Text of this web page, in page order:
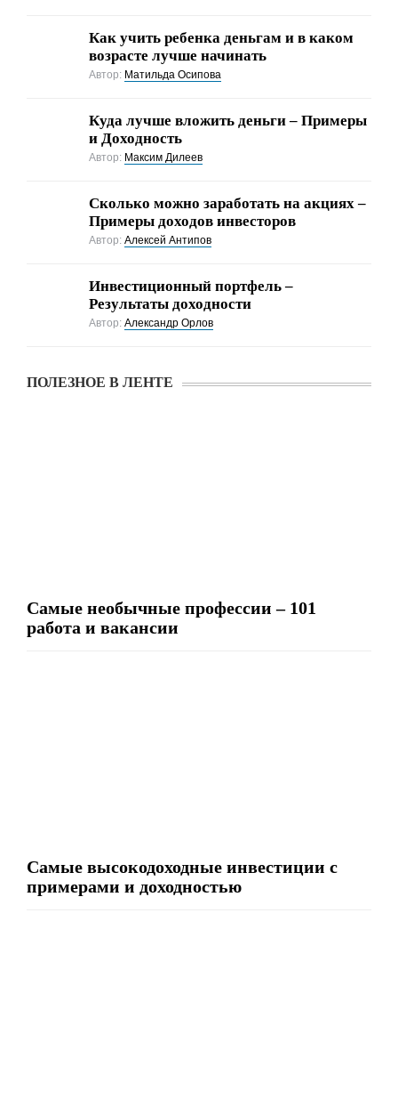
Как учить ребенка деньгам и в каком
возрасте лучше начинать
Автор: Матильда Осипова
Куда лучше вложить деньги – Примеры
и Доходность
Автор: Максим Дилеев
Cколько можно заработать на акциях –
Примеры доходов инвесторов
Автор:Алексей Антипов
Инвестиционный портфель –
Результаты доходности
Автор:Александр Орлов
ПОЛЕЗНОЕ В ЛЕНТЕ
Самые необычные профессии – 101
работа и вакансии
Самые высокодоходные инвестиции с
примерами и доходностью